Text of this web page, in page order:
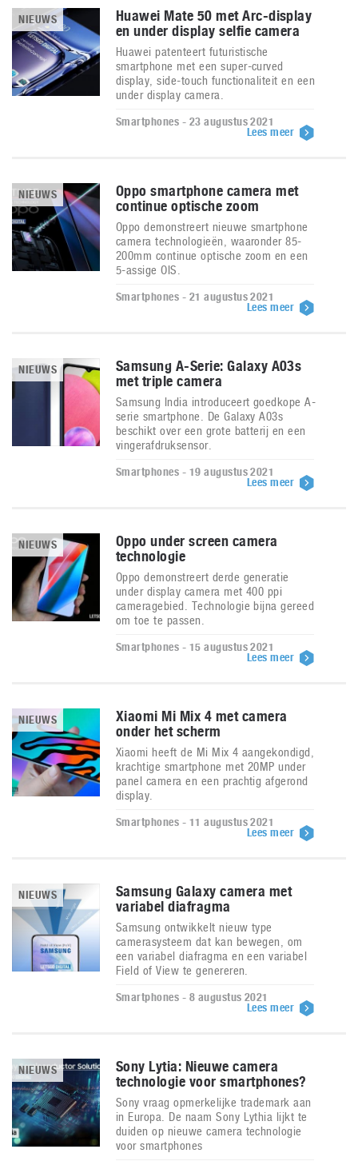
NIEUWS
Huawei Mate 50 met Arc-display
en under display selfie camera
Huawei patenteert futuristische
smartphone met een super-curved
display, side-touch functionaliteit en een
under display camera.
Smartphones - 23 augustus 2021
Lees meer
NIEUWS
Oppo smartphone camera met
continue optische zoom
Oppo demonstreert nieuwe smartphone
camera technologieën, waaronder 85-
200mm continue optische zoom en een
5-assige OIS.
Smartphones - 21 augustus 2021
Lees meer
NIEUWS
Samsung A-Serie: Galaxy A03s
met triple camera
Samsung India introduceert goedkope A-
serie smartphone. De Galaxy A03s
beschikt over een grote batterij en een
vingerafdruksensor.
Smartphones - 19 augustus 2021
Lees meer
NIEUWS
Oppo under screen camera
technologie
Oppo demonstreert derde generatie
under display camera met 400 ppi
cameragebied. Technologie bijna gereed
om toe te passen.
Smartphones - 15 augustus 2021
Lees meer
NIEUWS
Xiaomi Mi Mix 4 met camera
onder het scherm
Xiaomi heeft de Mi Mix 4 aangekondigd,
krachtige smartphone met 20MP under
panel camera en een prachtig afgerond
display.
Smartphones - 11 augustus 2021
Lees meer
NIEUWS
Samsung Galaxy camera met
variabel diafragma
Samsung ontwikkelt nieuw type
camerasysteem dat kan bewegen, om
een variabel diafragma en een variabel
Field of View te genereren.
Smartphones - 8 augustus 2021
Lees meer
NIEUWS
Sony Lytia: Nieuwe camera
technologie voor smartphones?
Sony vraag opmerkelijke trademark aan
in Europa. De naam Sony Lythia lijkt te
duiden op nieuwe camera technologie
voor smartphones